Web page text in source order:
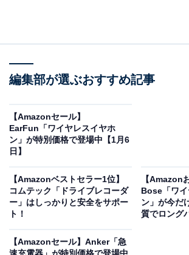
Amazonのセール商品から売れ筋ランキングまで
※本記事で紹介している商品の購入やサービスの利用
オールアバウトに還元されることがあります。
Boseの「テレビスピーカー」が限
オフで登場
編集部が選ぶおすすめ記事
【Amazonセール】
EarFun「ワイヤレスイヤホ
ン」が特別価格で登場中【1月6
日】
【Amazonベストセラー1位】
コムテック「ドライブレコーダ
ー」はしっかりと安全をサポー
ト！
【Amazon
Bose「ワ
ン」が今だ
質でロング
【Amazonセール】Anker「急